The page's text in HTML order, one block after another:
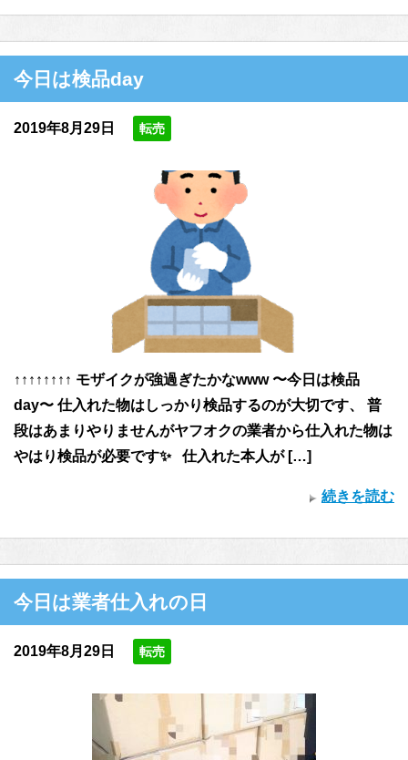
今日は検品day
2019年8月29日 転売
↑↑↑↑↑↑↑↑ モザイクが強過ぎたかなwww 〜今日は検品
day〜 仕入れた物はしっかり検品するのが大切です、 普
段はあまりやりませんがヤフオクの業者から仕入れた物は
やはり検品が必要です✨ 仕入れた本人が […]
続きを読む
今日は業者仕入れの日
2019年8月29日 転売